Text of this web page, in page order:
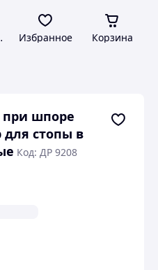
Избранное Корзина
шпоре
для стопы в
Код: ДР 9208